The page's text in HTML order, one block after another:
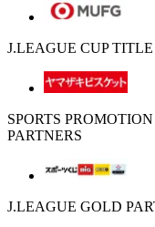
J.LEAGUE CUP
SPORTS
PARTNERS
J.LEAGUE GOLD